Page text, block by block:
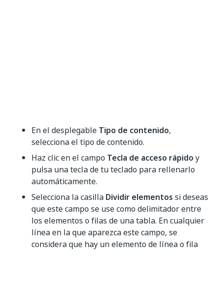
En el desplegable Tipo de contenido,
selecciona el tipo de contenido.
Haz clic en el campo Tecla de acceso rápido y
pulsa una tecla de tu teclado para rellenarlo
automáticamente.
Selecciona la casilla Dividir elementos si deseas
que este campo se use como delimitador entre
los elementos o filas de una tabla. En cualquier
línea en la que aparezca este campo, se
considera que hay un elemento de línea o fila